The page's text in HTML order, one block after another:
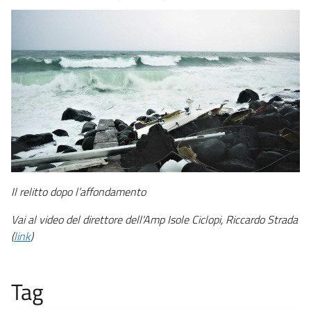
Il relitto dopo l’affondamento
Vai al video del direttore dell'Amp Isole Ciclopi, Riccardo Strada
(link)
Tag